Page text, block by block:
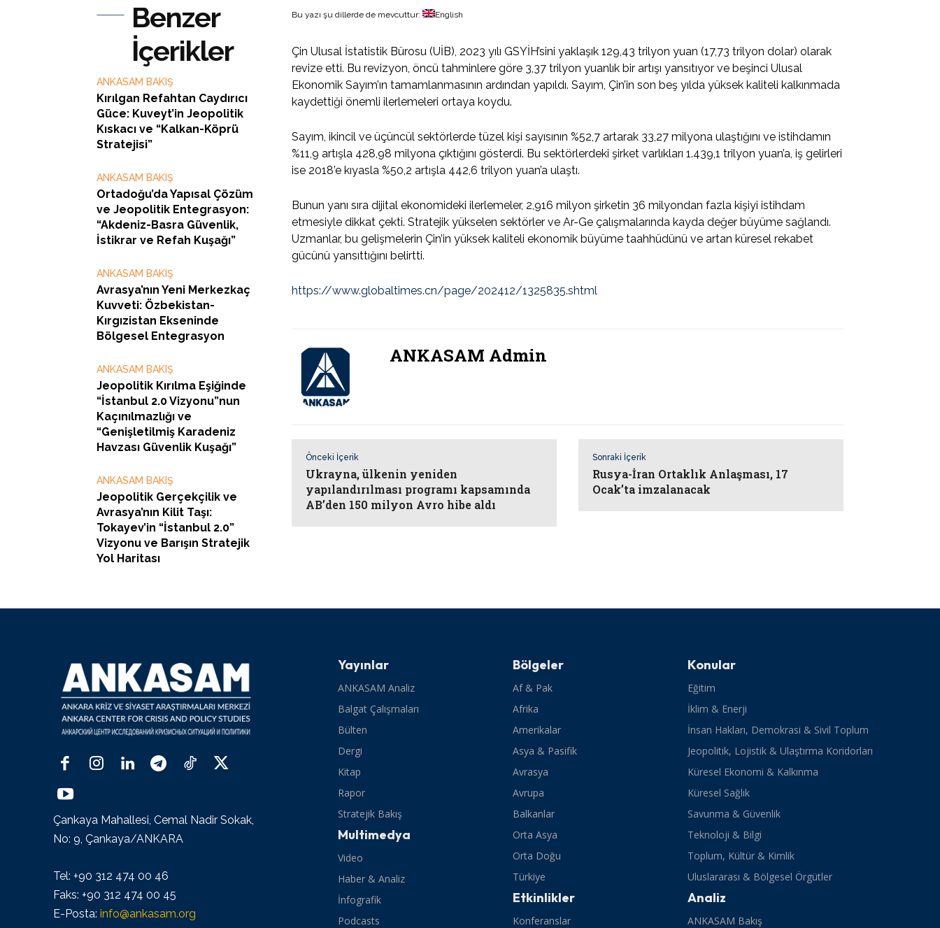
Benzer
İçerikler
ANKASAM BAKIŞ
Kırılgan Refahtan Caydırıcı
Güce: Kuveyt’in Jeopolitik
Kıskacı ve “Kalkan-Köprü
Stratejisi”
ANKASAM BAKIŞ
Ortadoğu’da Yapısal Çözüm
ve Jeopolitik Entegrasyon:
“Akdeniz-Basra Güvenlik,
İstikrar ve Refah Kuşağı”
ANKASAM BAKIŞ
Avrasya’nın Yeni Merkezkaç
Kuvveti: Özbekistan-
Kırgızistan Ekseninde
Bölgesel Entegrasyon
ANKASAM BAKIŞ
Jeopolitik Kırılma Eşiğinde
“İstanbul 2.0 Vizyonu”nun
Kaçınılmazlığı ve
“Genişletilmiş Karadeniz
Havzası Güvenlik Kuşağı”
ANKASAM BAKIŞ
Jeopolitik Gerçekçilik ve
Avrasya’nın Kilit Taşı:
Tokayev’in “İstanbul 2.0”
Vizyonu ve Barışın Stratejik
Yol Haritası
Bu yazı şu dillerde de mevcuttur: English
Çin Ulusal İstatistik Bürosu (UİB), 2023 yılı GSYİH’sini yaklaşık 129,43 trilyon yuan (17,73 trilyon dolar) olarak
revize etti. Bu revizyon, öncü tahminlere göre 3,37 trilyon yuanlık bir artışı yansıtıyor ve beşinci Ulusal
Ekonomik Sayım’ın tamamlanmasının ardından yapıldı. Sayım, Çin’in son beş yılda yüksek kaliteli kalkınmada
kaydettiği önemli ilerlemeleri ortaya koydu.
Sayım, ikincil ve üçüncül sektörlerde tüzel kişi sayısının %52,7 artarak 33,27 milyona ulaştığını ve istihdamın
%11,9 artışla 428,98 milyona çıktığını gösterdi. Bu sektörlerdeki şirket varlıkları 1.439,1 trilyon yuan’a, iş gelirleri
ise 2018’e kıyasla %50,2 artışla 442,6 trilyon yuan’a ulaştı.
Bunun yanı sıra dijital ekonomideki ilerlemeler, 2,916 milyon şirketin 36 milyondan fazla kişiyi istihdam
etmesiyle dikkat çekti. Stratejik yükselen sektörler ve Ar-Ge çalışmalarında kayda değer büyüme sağlandı.
Uzmanlar, bu gelişmelerin Çin’in yüksek kaliteli ekonomik büyüme taahhüdünü ve artan küresel rekabet
gücünü yansıttığını belirtti.
https://www.globaltimes.cn/page/202412/1325835.shtml
ANKASAM Admin
Önceki İçerik
Ukrayna, ülkenin yeniden
yapılandırılması programı kapsamında
AB’den 150 milyon Avro hibe aldı
Sonraki İçerik
Rusya-İran Ortaklık Anlaşması, 17
Ocak’ta imzalanacak
Çankaya Mahallesi, Cemal Nadir Sokak,
No: 9, Çankaya/ANKARA
Tel: +90 312 474 00 46
Faks: +90 312 474 00 45
E-Posta: info@ankasam.org
Yayınlar
ANKASAM Analiz
Balgat Çalışmaları
Bülten
Dergi
Kitap
Rapor
Stratejik Bakış
Multimedya
Video
Haber & Analiz
İnfografik
Podcasts
Bölgeler
Af & Pak
Afrika
Amerikalar
Asya & Pasifik
Avrasya
Avrupa
Balkanlar
Orta Asya
Orta Doğu
Türkiye
Etkinlikler
Konferanslar
Konular
Eğitim
İklim & Enerji
İnsan Hakları, Demokrasi & Sivil Toplum
Jeopolitik, Lojistik & Ulaştırma Koridorları
Küresel Ekonomi & Kalkınma
Küresel Sağlık
Savunma & Güvenlik
Teknoloji & Bilgi
Toplum, Kültür & Kimlik
Uluslararası & Bölgesel Örgütler
Analiz
ANKASAM Bakış